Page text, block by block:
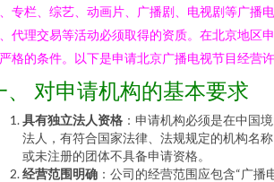
专栏、综艺、动画片、广播剧、电视剧等广播
代理交易等活动必须取得的资质。在北京地区
格的条件。以下是申请北京广播电视节目经营
、 对申请机构的基本要求
具有独立法人资格 ：申请机构必须是在中国
法人，有符合国家法律、法规规定的机构名
或未注册的团体不具备申请资格。
经营范围明确 ：公司的经营范围应包含“广播